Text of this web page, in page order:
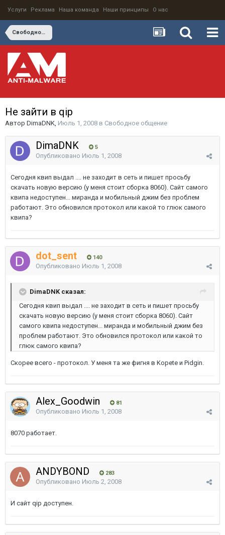
Услуги Реклама Наша команда Наши принципы О нас
Свободное общение
Не зайти в qip
Автор DimaDNK, Июль 1, 2008 в Свободное общение
DimaDNK 5
Опубликовано Июль 1, 2008
Сегодня квип выдал .... не заходит в сеть и пишет просьбу
скачать новую версию (у меня стоит сборка 8060). Сайт самого
квипа недоступен... миранда и мобильный джим без проблем
работают. Это обновился протокол или какой то глюк самого
квипа?
dot_sent 140
Опубликовано Июль 1, 2008
DimaDNK сказал:
Сегодня квип выдал .... не заходит в сеть и пишет просьбу
скачать новую версию (у меня стоит сборка 8060). Сайт
самого квипа недоступен... миранда и мобильный джим без
проблем работают. Это обновился протокол или какой то
глюк самого квипа?
Скорее всего - протокол. У меня та же фигня в Kopete и Pidgin.
Alex_Goodwin 81
Опубликовано Июль 1, 2008
8070 работает.
ANDYBOND 283
Опубликовано Июль 2, 2008
И сайт qip доступен.